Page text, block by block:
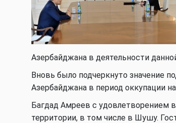
Азербайджана в деятельности
Вновь было подчеркнуто значение
Азербайджана в период оккупации
Багдад Амреев с удовлетворением
территории, в том числе в Шушу.